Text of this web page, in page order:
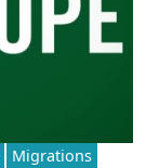
Migrations